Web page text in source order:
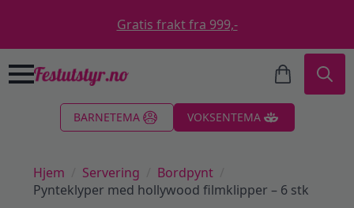
Gratis frakt fra 999,-
BARNETEMA VOKSENTEMA
Hjem Servering
Bordpynt
Pynteklyper med hollywood filmklipper – 6 stk